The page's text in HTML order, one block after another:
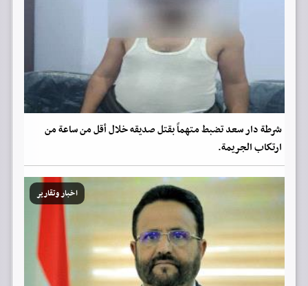
شرطة دار سعد تضبط متهماً بقتل صديقه خلال أقل من ساعة من
ارتكاب الجريمة.
اخبار وتقارير